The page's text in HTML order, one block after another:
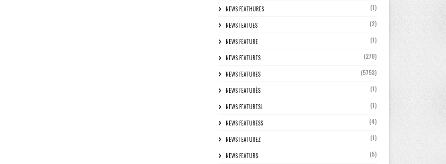
NEWS FEATHURES (1)
NEWS FEATUES (2)
NEWS FEATURE (1)
NEWS FEATURES (278)
NEWS FEATURES (5753)
NEWS FEATURÈS (1)
NEWS FEATURESL (1)
NEWS FEATURESS (4)
NEWS FEATUREZ (1)
NEWS FEATURS (5)